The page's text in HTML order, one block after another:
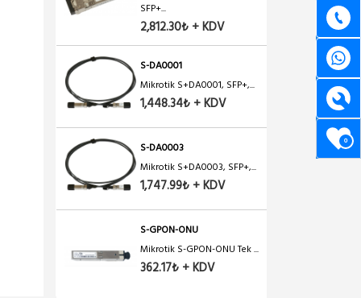
0
SFP+...
2,812.30₺ + KDV
S-DA0001
Mikrotik S+DA0001, SFP+,...
1,448.34₺ + KDV
S-DA0003
Mikrotik S+DA0003, SFP+,...
1,747.99₺ + KDV
S-GPON-ONU
Mikrotik S-GPON-ONU Tek ...
362.17₺ + KDV